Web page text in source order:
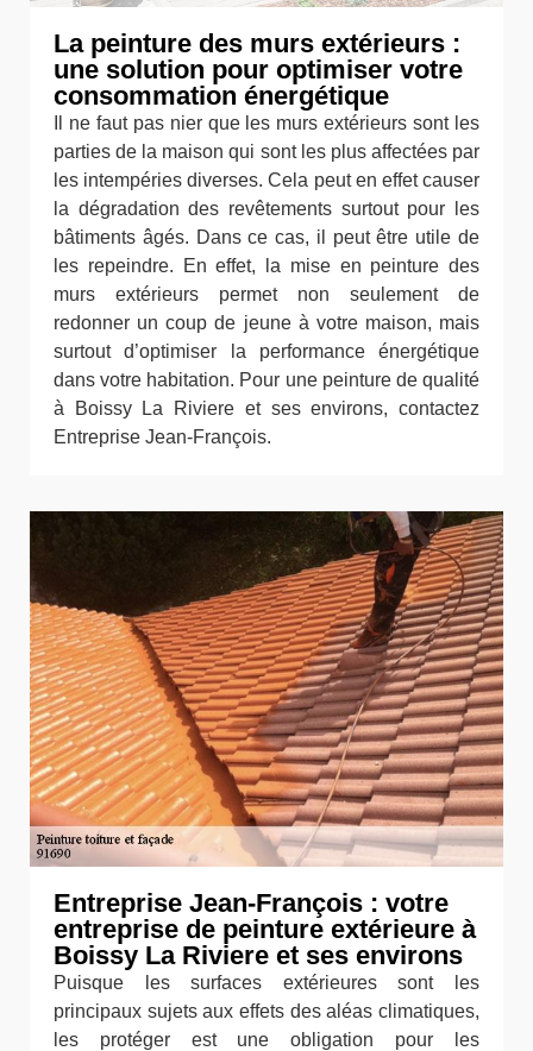
La peinture des murs extérieurs :
une solution pour optimiser votre
consommation énergétique
Il ne faut pas nier que les murs extérieurs sont les
parties de la maison qui sont les plus affectées par
les intempéries diverses. Cela peut en effet causer
la dégradation des revêtements surtout pour les
bâtiments âgés. Dans ce cas, il peut être utile de
les repeindre. En effet, la mise en peinture des
murs extérieurs permet non seulement de
redonner un coup de jeune à votre maison, mais
surtout d’optimiser la performance énergétique
dans votre habitation. Pour une peinture de qualité
à Boissy La Riviere et ses environs, contactez
Entreprise Jean-François.
Entreprise Jean-François : votre
entreprise de peinture extérieure à
Boissy La Riviere et ses environs
Puisque les surfaces extérieures sont les
principaux sujets aux effets des aléas climatiques,
les protéger est une obligation pour les